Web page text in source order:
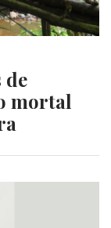
de
mortal